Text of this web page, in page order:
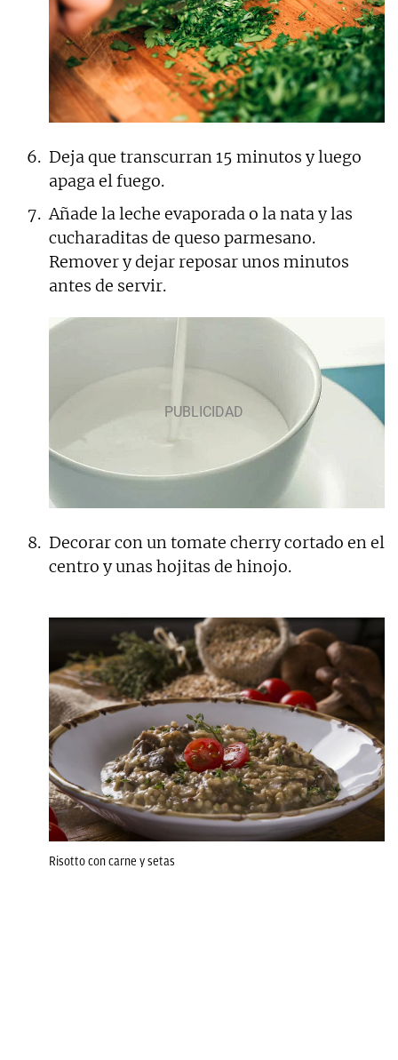
Deja que transcurran 15 minutos y luego
apaga el fuego.
Añade la leche evaporada o la nata y las
cucharaditas de queso parmesano.
Remover y dejar reposar unos minutos
antes de servir.
Decorar con un tomate cherry cortado en el
centro y unas hojitas de hinojo.
Risotto con carne y setas